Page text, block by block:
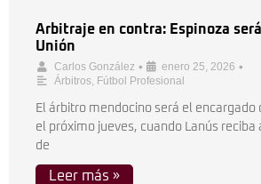
Arbitraje en contra: Espinoza
Unión
Carlos González • enero 25, 2026 •
Árbitros, Fútbol Profesional
El árbitro mendocino será el encargado
el próximo jueves, cuando Lanús reciba
de
Leer más »